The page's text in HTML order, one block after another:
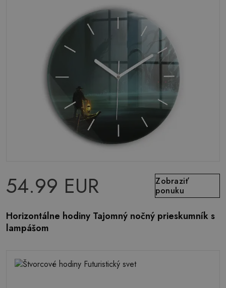
54.99 EUR
Zobraziť
ponuku
Horizontálne hodiny Tajomný nočný prieskumník s
lampášom